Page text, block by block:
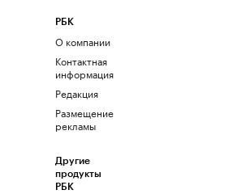
РБК
О компании
Контактная
информация
Редакция
Размещение
рекламы
Другие
продукты
РБК